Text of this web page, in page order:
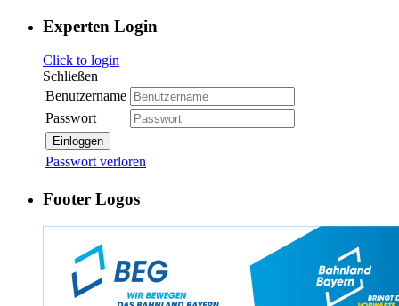
Experten Login
Click to login
Schließen
Benutzername
Passwort
Einloggen
Passwort verloren
Footer Logos